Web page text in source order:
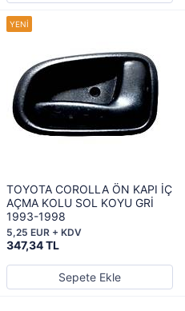
TOYOTA COROLLA ÖN KAPI İÇ
AÇMA KOLU SOL KOYU GRİ
1993-1998
347,34 TL
5,25 EUR + KDV
Sepete Ekle